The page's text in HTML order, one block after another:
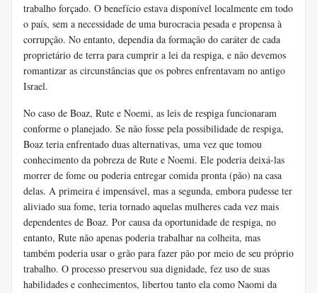
trabalho forçado. O benefício estava disponível localmente em todo
o país, sem a necessidade de uma burocracia pesada e propensa à
corrupção. No entanto, dependia da formação do caráter de cada
proprietário de terra para cumprir a lei da respiga, e não devemos
romantizar as circunstâncias que os pobres enfrentavam no antigo
Israel.
No caso de Boaz, Rute e Noemi, as leis de respiga funcionaram
conforme o planejado. Se não fosse pela possibilidade de respiga,
Boaz teria enfrentado duas alternativas, uma vez que tomou
conhecimento da pobreza de Rute e Noemi. Ele poderia deixá-las
morrer de fome ou poderia entregar comida pronta (pão) na casa
delas. A primeira é impensável, mas a segunda, embora pudesse ter
aliviado sua fome, teria tornado aquelas mulheres cada vez mais
dependentes de Boaz. Por causa da oportunidade de respiga, no
entanto, Rute não apenas poderia trabalhar na colheita, mas
também poderia usar o grão para fazer pão por meio de seu próprio
trabalho. O processo preservou sua dignidade, fez uso de suas
habilidades e conhecimentos, libertou tanto ela como Naomi da